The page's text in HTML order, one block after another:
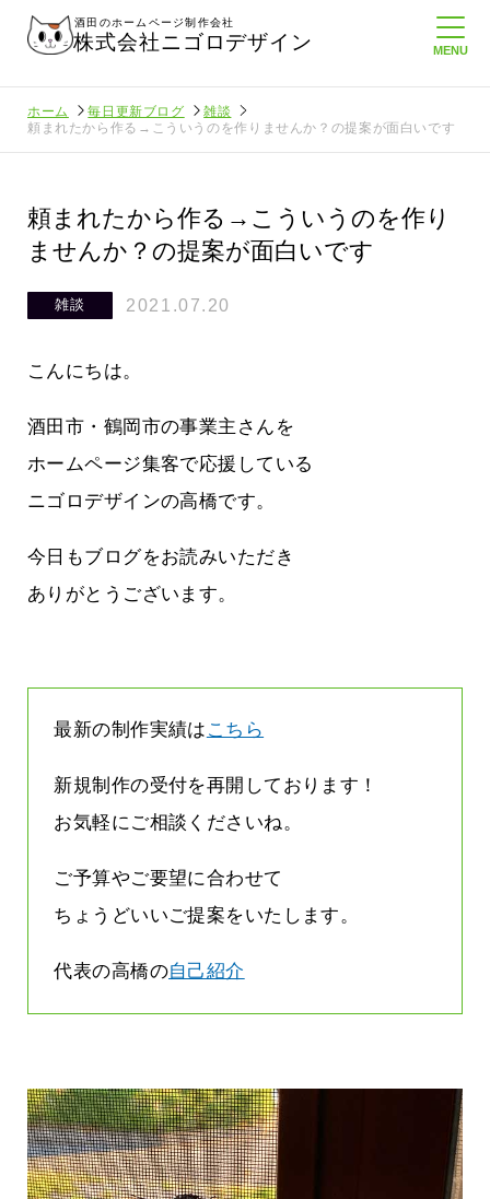
酒田のホームページ制作会社
株式会社ニゴロデザイン
ホーム 毎日更新ブログ
雑談
頼まれたから作る→こういうのを作りませんか？の提案が面白いです
頼まれたから作る→こういうのを作り
ませんか？の提案が面白いです
雑談 2021.07.20
こんにちは。
酒田市・鶴岡市の事業主さんを
ホームページ集客で応援している
ニゴロデザインの高橋です。
今日もブログをお読みいただき
ありがとうございます。
最新の制作実績は こちら
新規制作の受付を再開しております！
お気軽にご相談くださいね。
ご予算やご要望に合わせて
ちょうどいいご提案をいたします。
代表の高橋の自己紹介
ホームペ
周りのがんばる経営者さんに負けない
気持ちでホームページで役に立ちたい
2026.07.30